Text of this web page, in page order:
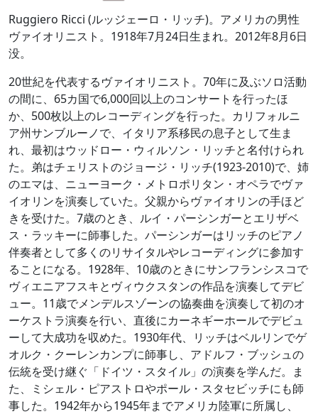
Ruggiero Ricci (ルッジェーロ・リッチ)。アメリカの男性
ヴァイオリニスト。1918年7月24日生まれ。2012年8月6日
没。
20世紀を代表するヴァイオリニスト。70年に及ぶソロ活動
の間に、65カ国で6,000回以上のコンサートを行ったほ
か、500枚以上のレコーディングを行った。カリフォルニ
ア州サンブルーノで、イタリア系移民の息子として生ま
れ、最初はウッドロー・ウィルソン・リッチと名付けられ
た。弟はチェリストのジョージ・リッチ(1923-2010)で、姉
のエマは、ニューヨーク・メトロポリタン・オペラでヴァ
イオリンを演奏していた。父親からヴァイオリンの手ほど
きを受けた。7歳のとき、ルイ・パーシンガーとエリザベ
ス・ラッキーに師事した。パーシンガーはリッチのピアノ
伴奏者として多くのリサイタルやレコーディングに参加す
ることになる。1928年、10歳のときにサンフランシスコで
ヴィエニアフスキとヴィウクスタンの作品を演奏してデビ
ュー。11歳でメンデルスゾーンの協奏曲を演奏して初のオ
ーケストラ演奏を行い、直後にカーネギーホールでデビュ
ーして大成功を収めた。1930年代、リッチはベルリンでゲ
オルク・クーレンカンプに師事し、アドルフ・ブッシュの
伝統を受け継ぐ「ドイツ・スタイル」の演奏を学んだ。ま
た、ミシェル・ピアストロやポール・スタセビッチにも師
事した。1942年から1945年までアメリカ陸軍に所属し、